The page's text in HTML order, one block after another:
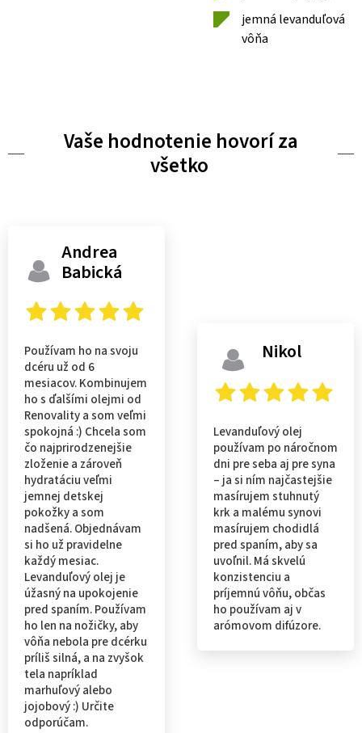
jemná levanduľová
vôňa
Vaše hodnotenie hovorí za
všetko
Andrea
Babická
Používam ho na svoju
dcéru už od 6
mesiacov. Kombinujem
ho s ďalšími olejmi od
Renovality a som veľmi
spokojná :) Chcela som
čo najprirodzenejšie
zloženie a zároveň
hydratáciu veľmi
jemnej detskej
pokožky a som
nadšená. Objednávam
si ho už pravidelne
každý mesiac.
Levanduľový olej je
úžasný na upokojenie
pred spaním. Používam
ho len na nožičky, aby
vôňa nebola pre dcérku
príliš silná, a na zvyšok
tela napríklad
marhuľový alebo
jojobový :) Určite
odporúčam.
Nikol
Levanduľový olej
používam po náročnom
dni pre seba aj pre syna
– ja si ním najčastejšie
masírujem stuhnutý
krk a malému synovi
masírujem chodidlá
pred spaním, aby sa
uvoľnil. Má skvelú
konzistenciu a
príjemnú vôňu, občas
ho používam aj v
arómovom difúzore.